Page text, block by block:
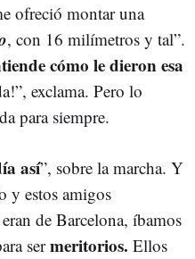
ofreció montar una
, con 16 milímetros y tal”.
cómo le dieron esa
exclama. Pero lo
para siempre.
así”, sobre la marcha. Y
y estos amigos
de Barcelona, íbamos
sermeritorios. Ellos